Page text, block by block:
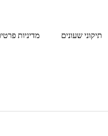
תיקוני שעונים מדיניות